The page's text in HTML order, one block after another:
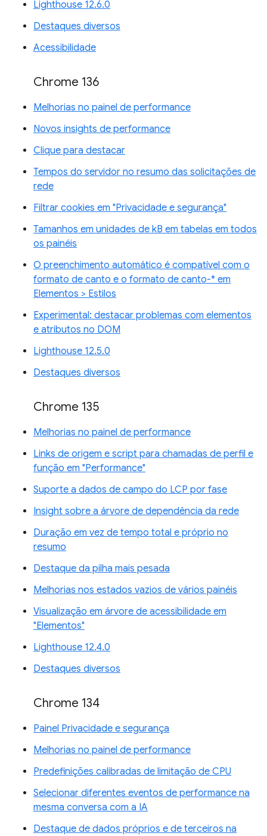
Lighthouse 12.6.0
Destaques diversos
Acessibilidade
Chrome 136
Melhorias no painel de performance
Novos insights de performance
Clique para destacar
Tempos do servidor no resumo das solicitações de
rede
Filtrar cookies em "Privacidade e segurança"
Tamanhos em unidades de kB em tabelas em todos
os painéis
O preenchimento automático é compatível com o
formato de canto e o formato de canto-* em
Elementos > Estilos
Experimental: destacar problemas com elementos
e atributos no DOM
Lighthouse 12.5.0
Destaques diversos
Chrome 135
Melhorias no painel de performance
Links de origem e script para chamadas de perfil e
função em "Performance"
Suporte a dados de campo do LCP por fase
Insight sobre a árvore de dependência da rede
Duração em vez de tempo total e próprio no
resumo
Destaque da pilha mais pesada
Melhorias nos estados vazios de vários painéis
Visualização em árvore de acessibilidade em
"Elementos"
Lighthouse 12.4.0
Destaques diversos
Chrome 134
Painel Privacidade e segurança
Melhorias no painel de performance
Predefinições calibradas de limitação de CPU
Selecionar diferentes eventos de performance na
mesma conversa com a IA
Destaque de dados próprios e de terceiros na